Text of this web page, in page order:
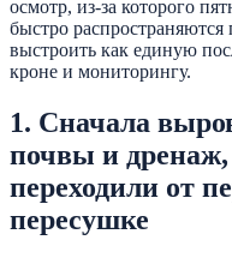
осмотр, из-за которого
быстро
выстроить как единую
кроне и мониторингу.
1. Сначала
почвы и
переходили от
пересушке